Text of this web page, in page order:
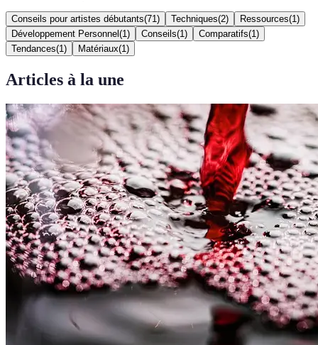
Conseils pour artistes débutants(71 ) Techniques(2) Ressources(1 )
Développement Personnel (1 ) Conseils(1 ) Comparatifs(1 )
Tendances(1 ) Matériaux(1 )
Articles à la une